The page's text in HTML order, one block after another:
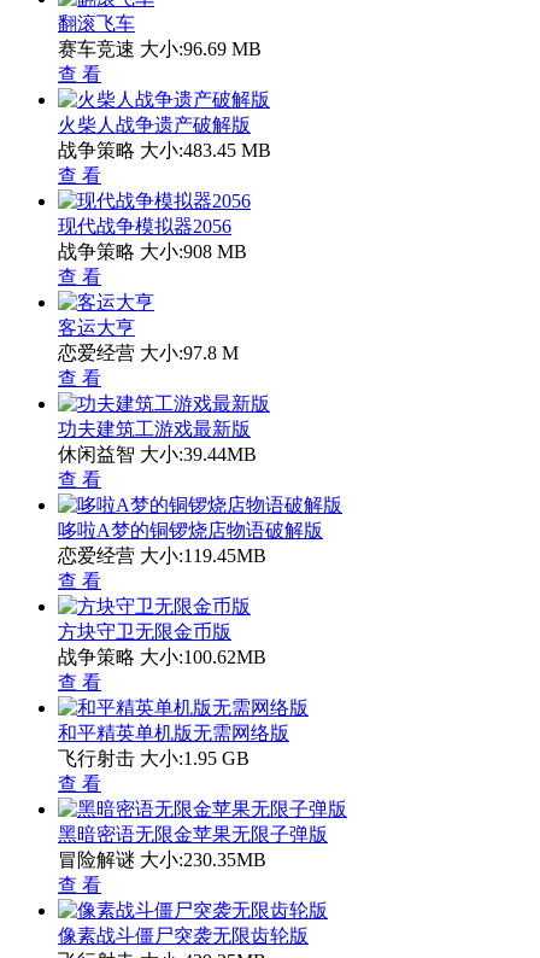
翻滚飞车
赛车竞速 大小:96.69 MB
查 看
火柴人战争遗产破解版
战争策略 大小:483.45 MB
查 看
现代战争模拟器2056
战争策略 大小:908 MB
查 看
客运大亨
恋爱经营 大小:97.8 M
查 看
功夫建筑工游戏最新版
休闲益智 大小:39.44MB
查 看
哆啦A梦的铜锣烧店物语破解版
恋爱经营 大小:119.45MB
查 看
方块守卫无限金币版
战争策略 大小:100.62MB
查 看
和平精英单机版无需网络版
飞行射击 大小:1.95 GB
查 看
黑暗密语无限金苹果无限子弹版
冒险解谜 大小:230.35MB
查 看
像素战斗僵尸突袭无限齿轮版